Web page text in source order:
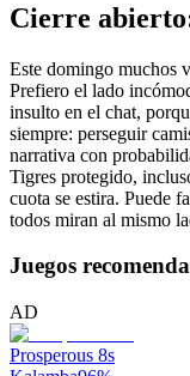
Cierre
Este domingo muchos
Prefiero el lado
insulto en el chat,
siempre: perseguir
narrativa con
Tigres protegido,
cuota se estira. Puede
todos miran al mismo
Juegos
AD
Prosperous 8s